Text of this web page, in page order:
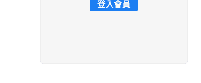
登入會員